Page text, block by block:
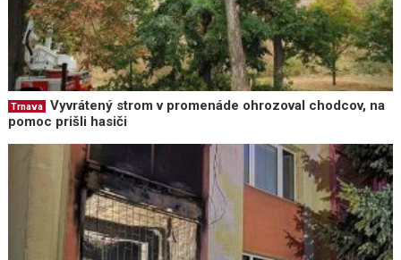
Trnava
Vyvrátený strom v promenáde ohrozoval chodcov, na
pomoc prišli hasiči